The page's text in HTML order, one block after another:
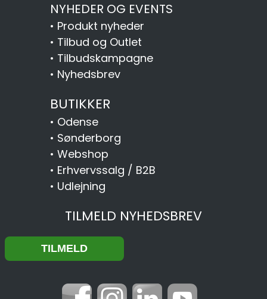
NYHEDER OG EVENTS
• Produkt nyheder
• Tilbud og Outlet
• Tilbudskampagne
• Nyhedsbrev
BUTIKKER
• Odense
• Sønderborg
• Webshop
• Erhvervssalg / B2B
• Udlejning
TILMELD NYHEDSBREV